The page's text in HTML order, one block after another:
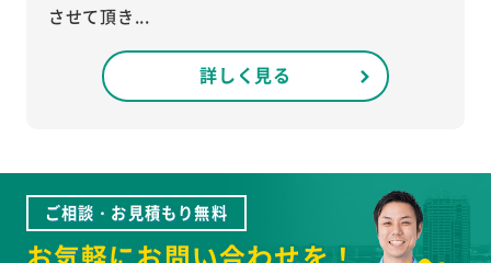
させて頂き...
詳しく見る
ご相談・お見積もり無料